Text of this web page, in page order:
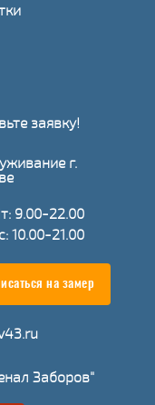
заявку!
г.
9.00-22.00
10.00-21.00
на замер
Заборов"